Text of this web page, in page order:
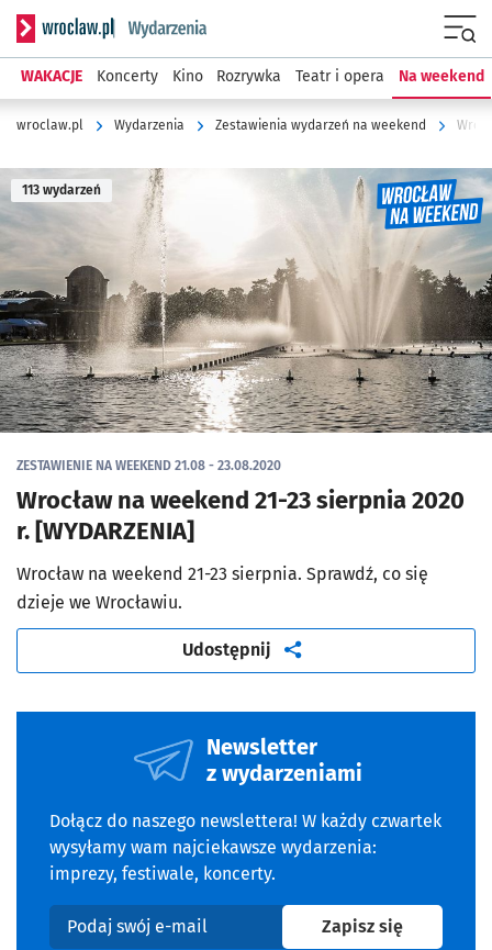
Serwis informacyjny wroclaw.pl podserwis: Wydarzenia
WAKACJE Koncerty Kino Rozrywka Teatr i opera Na weekend
wroclaw.pl Wydarzenia Zestawienia wydarzeń na weekend
ZESTAWIENIE NA WEEKEND 21.08 - 23.08.2020
Wrocław na weekend 21-23 sierpnia 2020
r. [WYDARZENIA]
113 wydarzeń
Wrocław na weekend 21-23 sierpnia. Sprawdź, co się
dzieje we Wrocławiu.
Udostępnij artykuł
Newsletter
z wydarzeniami
Dołącz do naszego newslettera! W każdy czwartek
wysyłamy wam najciekawsze wydarzenia:
imprezy, festiwale, koncerty.
Podaj swój e-mail
Zapisz sięna